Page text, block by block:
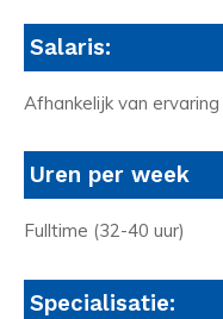
Salaris:
Afhankelijk van ervaring
Uren per week
Fulltime (32-40 uur)
Specialisatie: